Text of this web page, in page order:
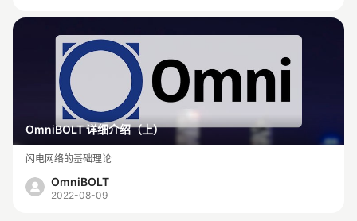
OmniBOLT 详细介绍（上）
闪电网络的基础理论
OmniBOLT
2022-08-09